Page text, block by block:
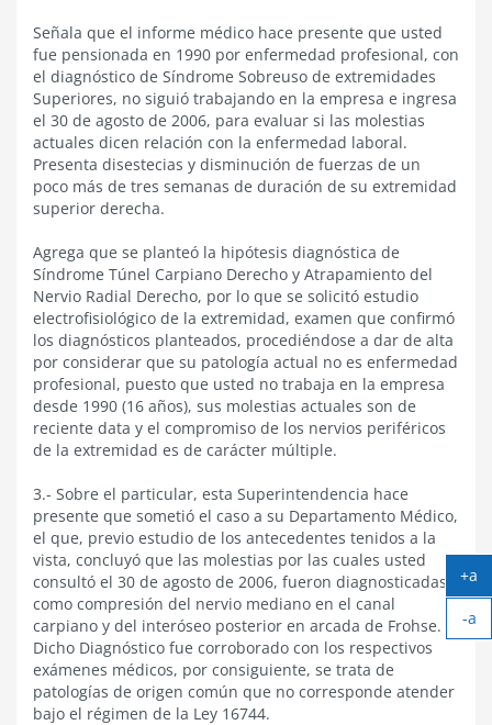
Señala que el informe médico hace presente que usted
fue pensionada en 1990 por enfermedad profesional, con
el diagnóstico de Síndrome Sobreuso de extremidades
Superiores, no siguió trabajando en la empresa e ingresa
el 30 de agosto de 2006, para evaluar si las molestias
actuales dicen relación con la enfermedad laboral.
Presenta disestecias y disminución de fuerzas de un
poco más de tres semanas de duración de su extremidad
superior derecha.
Agrega que se planteó la hipótesis diagnóstica de
Síndrome Túnel Carpiano Derecho y Atrapamiento del
Nervio Radial Derecho, por lo que se solicitó estudio
electrofisiológico de la extremidad, examen que confirmó
los diagnósticos planteados, procediéndose a dar de alta
por considerar que su patología actual no es enfermedad
profesional, puesto que usted no trabaja en la empresa
desde 1990 (16 años), sus molestias actuales son de
reciente data y el compromiso de los nervios periféricos
de la extremidad es de carácter múltiple.
3.- Sobre el particular, esta Superintendencia hace
presente que sometió el caso a su Departamento Médico,
el que, previo estudio de los antecedentes tenidos a la
vista, concluyó que las molestias por las cuales usted
consultó el 30 de agosto de 2006, fueron diagnosticadas
como compresión del nervio mediano en el canal
carpiano y del interóseo posterior en arcada de Frohse.
Dicho Diagnóstico fue corroborado con los respectivos
exámenes médicos, por consiguiente, se trata de
patologías de origen común que no corresponde atender
bajo el régimen de la Ley 16744.
+a
-a